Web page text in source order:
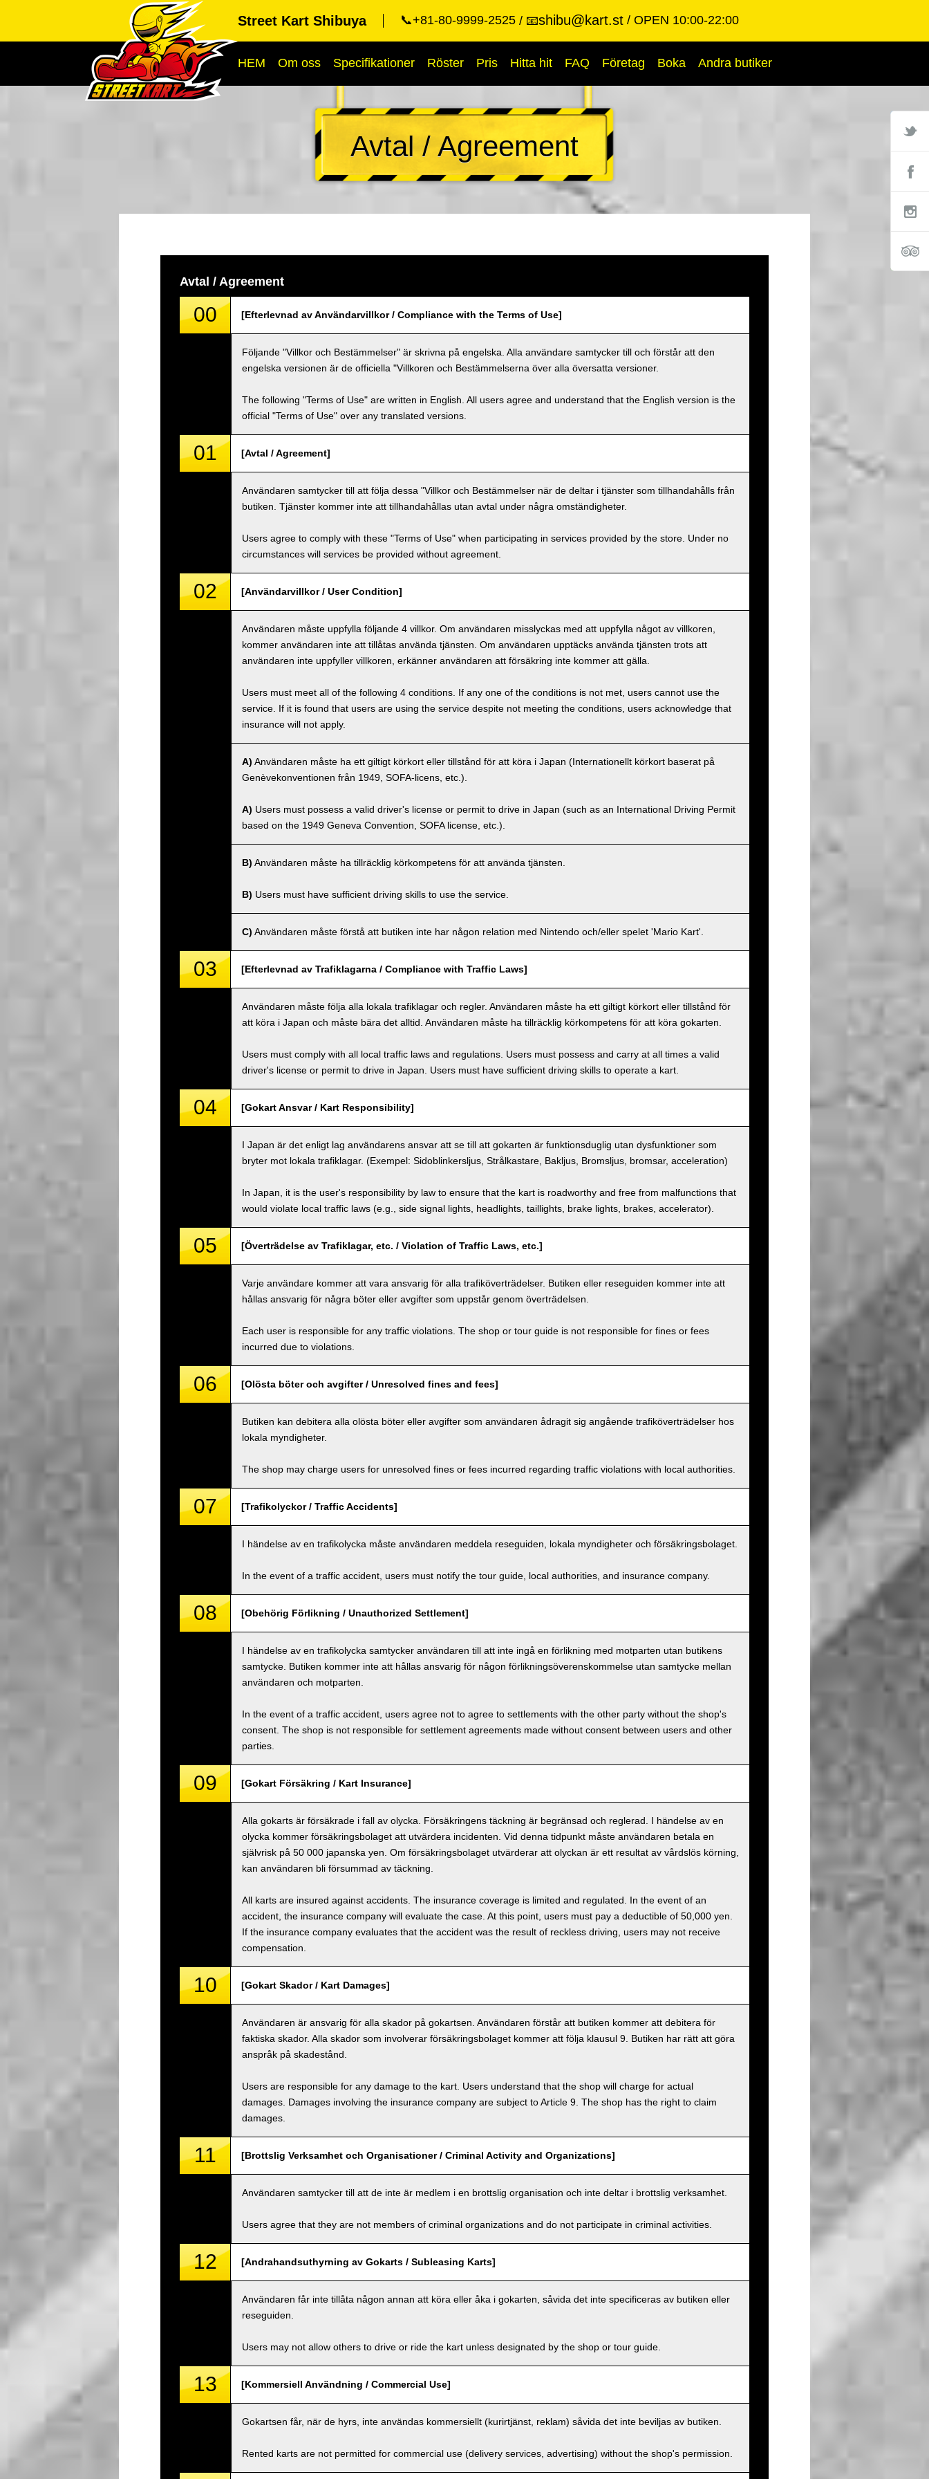
Street Kart Shibuya 📞+81-80-9999-2525 📧shibu@kart.st OPEN 10:00-22:00
HEM Om oss Specifikationer Röster Pris Hitta hit FAQ Företag Boka Andra butiker
Avtal / Agreement
Avtal / Agreement
00 [Efterlevnad av Användarvillkor / Compliance with the Terms of Use]
Följande "Villkor och Bestämmelser" är skrivna på engelska. Alla användare samtycker till och förstår att den
engelska versionen är de officiella "Villkoren och Bestämmelserna över alla översatta versioner.
The following "Terms of Use" are written in English. All users agree and understand that the English version is the
official "Terms of Use" over any translated versions.
01 [Avtal / Agreement]
Användaren samtycker till att följa dessa "Villkor och Bestämmelser när de deltar i tjänster som tillhandahålls från
butiken. Tjänster kommer inte att tillhandahållas utan avtal under några omständigheter.
Users agree to comply with these "Terms of Use" when participating in services provided by the store. Under no
circumstances will services be provided without agreement.
02 [Användarvillkor / User Condition]
Användaren måste uppfylla följande 4 villkor. Om användaren misslyckas med att uppfylla något av villkoren,
kommer användaren inte att tillåtas använda tjänsten. Om användaren upptäcks använda tjänsten trots att
användaren inte uppfyller villkoren, erkänner användaren att försäkring inte kommer att gälla.
Users must meet all of the following 4 conditions. If any one of the conditions is not met, users cannot use the
service. If it is found that users are using the service despite not meeting the conditions, users acknowledge that
insurance will not apply.
A) Användaren måste ha ett giltigt körkort eller tillstånd för att köra i Japan (Internationellt körkort baserat på
Genèvekonventionen från 1949, SOFA-licens, etc.).
A) Users must possess a valid driver's license or permit to drive in Japan (such as an International Driving Permit
based on the 1949 Geneva Convention, SOFA license, etc.).
B) Användaren måste ha tillräcklig körkompetens för att använda tjänsten.
B) Users must have sufficient driving skills to use the service.
C) Användaren måste förstå att butiken inte har någon relation med Nintendo och/eller spelet 'Mario Kart'.
03 [Efterlevnad av Trafiklagarna / Compliance with Traffic Laws]
Användaren måste följa alla lokala trafiklagar och regler. Användaren måste ha ett giltigt körkort eller tillstånd för
att köra i Japan och måste bära det alltid. Användaren måste ha tillräcklig körkompetens för att köra gokarten.
Users must comply with all local traffic laws and regulations. Users must possess and carry at all times a valid
driver's license or permit to drive in Japan. Users must have sufficient driving skills to operate a kart.
04 [Gokart Ansvar / Kart Responsibility]
I Japan är det enligt lag användarens ansvar att se till att gokarten är funktionsduglig utan dysfunktioner som
bryter mot lokala trafiklagar. (Exempel: Sidoblinkersljus, Strålkastare, Bakljus, Bromsljus, bromsar, acceleration)
In Japan, it is the user's responsibility by law to ensure that the kart is roadworthy and free from malfunctions that
would violate local traffic laws (e.g., side signal lights, headlights, taillights, brake lights, brakes, accelerator).
05 [Överträdelse av Trafiklagar, etc. / Violation of Traffic Laws, etc.]
Varje användare kommer att vara ansvarig för alla trafiköverträdelser. Butiken eller reseguiden kommer inte att
hållas ansvarig för några böter eller avgifter som uppstår genom överträdelsen.
Each user is responsible for any traffic violations. The shop or tour guide is not responsible for fines or fees
incurred due to violations.
06 [Olösta böter och avgifter / Unresolved fines and fees]
Butiken kan debitera alla olösta böter eller avgifter som användaren ådragit sig angående trafiköverträdelser hos
lokala myndigheter.
The shop may charge users for unresolved fines or fees incurred regarding traffic violations with local authorities.
07 [Trafikolyckor / Traffic Accidents]
I händelse av en trafikolycka måste användaren meddela reseguiden, lokala myndigheter och försäkringsbolaget.
In the event of a traffic accident, users must notify the tour guide, local authorities, and insurance company.
08 [Obehörig Förlikning / Unauthorized Settlement]
I händelse av en trafikolycka samtycker användaren till att inte ingå en förlikning med motparten utan butikens
samtycke. Butiken kommer inte att hållas ansvarig för någon förlikningsöverenskommelse utan samtycke mellan
användaren och motparten.
In the event of a traffic accident, users agree not to agree to settlements with the other party without the shop's
consent. The shop is not responsible for settlement agreements made without consent between users and other
parties.
09 [Gokart Försäkring / Kart Insurance]
Alla gokarts är försäkrade i fall av olycka. Försäkringens täckning är begränsad och reglerad. I händelse av en
olycka kommer försäkringsbolaget att utvärdera incidenten. Vid denna tidpunkt måste användaren betala en
självrisk på 50 000 japanska yen. Om försäkringsbolaget utvärderar att olyckan är ett resultat av vårdslös körning,
kan användaren bli försummad av täckning.
All karts are insured against accidents. The insurance coverage is limited and regulated. In the event of an
accident, the insurance company will evaluate the case. At this point, users must pay a deductible of 50,000 yen.
If the insurance company evaluates that the accident was the result of reckless driving, users may not receive
compensation.
10 [Gokart Skador / Kart Damages]
Användaren är ansvarig för alla skador på gokartsen. Användaren förstår att butiken kommer att debitera för
faktiska skador. Alla skador som involverar försäkringsbolaget kommer att följa klausul 9. Butiken har rätt att göra
anspråk på skadestånd.
Users are responsible for any damage to the kart. Users understand that the shop will charge for actual
damages. Damages involving the insurance company are subject to Article 9. The shop has the right to claim
damages.
11 [Brottslig Verksamhet och Organisationer / Criminal Activity and Organizations]
Användaren samtycker till att de inte är medlem i en brottslig organisation och inte deltar i brottslig verksamhet.
Users agree that they are not members of criminal organizations and do not participate in criminal activities.
12 [Andrahandsuthyrning av Gokarts / Subleasing Karts]
Användaren får inte tillåta någon annan att köra eller åka i gokarten, såvida det inte specificeras av butiken eller
reseguiden.
Users may not allow others to drive or ride the kart unless designated by the shop or tour guide.
13 [Kommersiell Användning / Commercial Use]
Gokartsen får, när de hyrs, inte användas kommersiellt (kurirtjänst, reklam) såvida det inte beviljas av butiken.
Rented karts are not permitted for commercial use (delivery services, advertising) without the shop's permission.